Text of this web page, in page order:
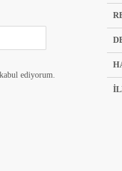
ediyorum.